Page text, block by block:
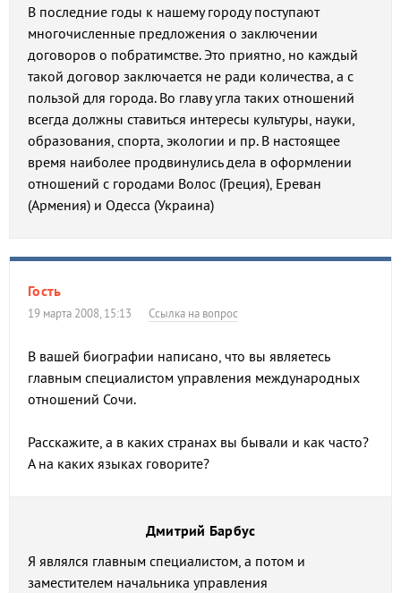
В последние годы к нашему городу поступают
многочисленные предложения о заключении
договоров о побратимстве. Это приятно, но каждый
такой договор заключается не ради количества, а с
пользой для города. Во главу угла таких отношений
всегда должны ставиться интересы культуры, науки,
образования, спорта, экологии и пр. В настоящее
время наиболее продвинулись дела в оформлении
отношений с городами Волос (Греция), Ереван
(Армения) и Одесса (Украина)
Гость
19 марта 2008, 15:13 Ссылка на вопрос
В вашей биографии написано, что вы являетесь
главным специалистом управления международных
отношений Сочи.
Расскажите, а в каких странах вы бывали и как часто?
А на каких языках говорите?
Дмитрий Барбус
Я являлся главным специалистом, а потом и
заместителем начальника управления